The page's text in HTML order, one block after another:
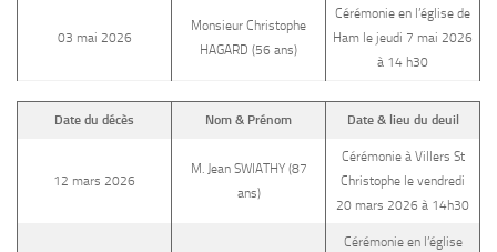
03 mai 2026
Monsieur Christophe
HAGARD (56 ans)
Cérémonie en l’église de
Ham le jeudi 7 mai 2026
à 14 h30
Date du décès Nom & Prénom Date & lieu du deuil
12 mars 2026
M. Jean SWIATHY (87
ans)
Cérémonie à Villers St
Christophe le vendredi
20 mars 2026 à 14h30
Cérémonie en l’église